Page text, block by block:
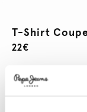
T-Shirt
22€
Variations
COULEURS: